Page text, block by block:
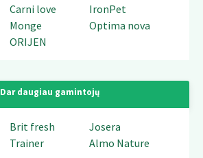
Carni love
IronPet
Monge
Optima nova
ORIJEN
Dar daugiau gamintojų
Brit fresh
Josera
Trainer Almo Nature